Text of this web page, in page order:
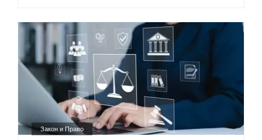
Закон и Право